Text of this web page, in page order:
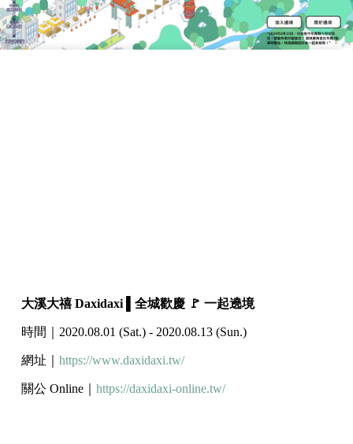
大溪大禧 Daxidaxi ▌全城歡慶 🚩 一起遶境
時間｜2020.08.01 (Sat.) - 2020.08.13 (Sun.)
網址｜ https://www.daxidaxi.tw/
關公 Online｜ https://daxidaxi-online.tw/